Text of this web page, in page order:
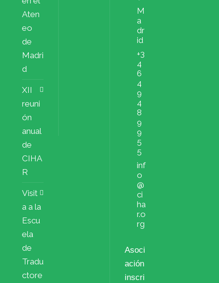
Aten
eo
de
Madri
d
XII
reuni
ón
anual
de
CIHA
R
Visit
a a la
Escu
ela
de
Tradu
ctore
M
a
dr
id
+3
4
6
4
9
4
8
9
9
5
5
inf
o
@
ci
ha
r.o
rg
Asoci
ación
inscri